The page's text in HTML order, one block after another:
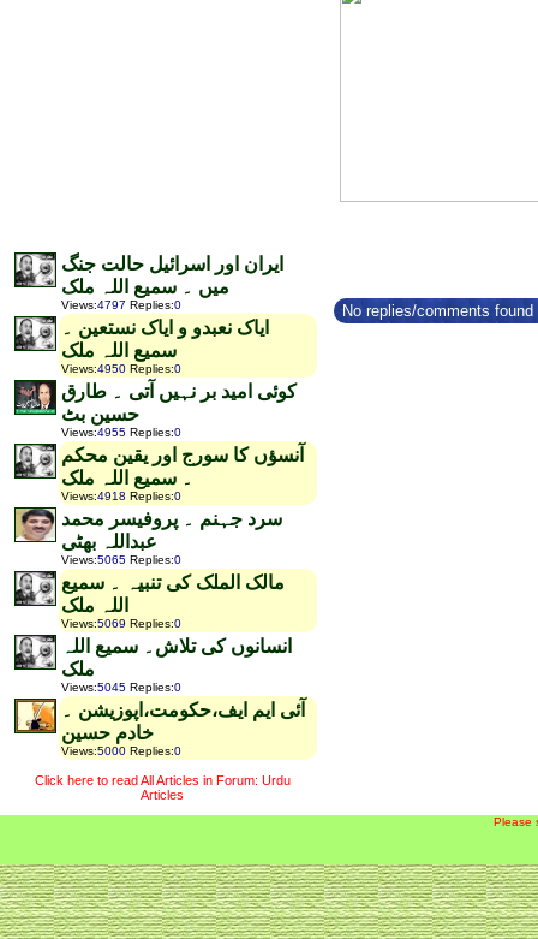
ایران اور اسرائیل حالت جنگ
میں ۔ سمیع اللہ ملک
Views:4797 Replies:0
ایاک نعبدو و ایاک نستعین ۔
سمیع اللہ ملک
Views:4950 Replies:0
کوئی امید بر نہیں آتی ۔ طارق
حسین بٹ
Views:4955 Replies:0
آنسؤں کا سورج اور یقین محکم
۔ سمیع اللہ ملک
Views:4918 Replies:0
سرد جہنم ۔ پروفیسر محمد
عبداللہ بھٹی
Views:5065 Replies:0
مالک الملک کی تنبیہ ۔ سمیع
اللہ ملک
Views:5069 Replies:0
انسانوں کی تلاش۔ سمیع اللہ
ملک
Views:5045 Replies:0
آئی ایم ایف،حکومت،اپوزیشن ۔
خادم حسین
Views:5000 Replies:0
Click here to read All Articles in Forum: Urdu
Articles
No replies/comments
Please